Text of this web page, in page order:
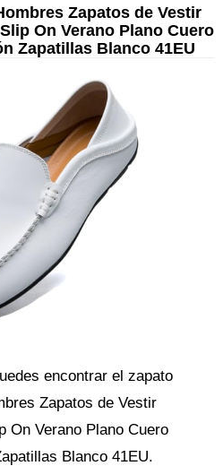
Zapatos de Vestir
On Verano Plano Cuero
Zapatillas Blanco 41EU
encontrar el zapato
Zapatos de Vestir
On Verano Plano Cuero
Blanco 41EU.